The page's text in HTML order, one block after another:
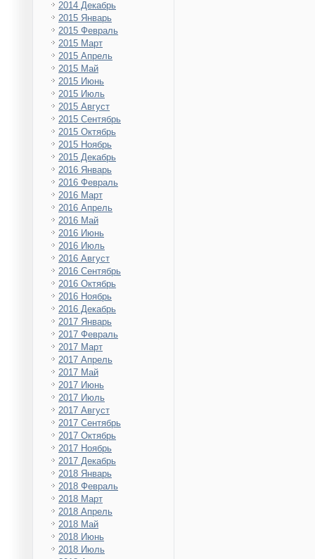
2014 Декабрь
2015 Январь
2015 Февраль
2015 Март
2015 Апрель
2015 Май
2015 Июнь
2015 Июль
2015 Август
2015 Сентябрь
2015 Октябрь
2015 Ноябрь
2015 Декабрь
2016 Январь
2016 Февраль
2016 Март
2016 Апрель
2016 Май
2016 Июнь
2016 Июль
2016 Август
2016 Сентябрь
2016 Октябрь
2016 Ноябрь
2016 Декабрь
2017 Январь
2017 Февраль
2017 Март
2017 Апрель
2017 Май
2017 Июнь
2017 Июль
2017 Август
2017 Сентябрь
2017 Октябрь
2017 Ноябрь
2017 Декабрь
2018 Январь
2018 Февраль
2018 Март
2018 Апрель
2018 Май
2018 Июнь
2018 Июль